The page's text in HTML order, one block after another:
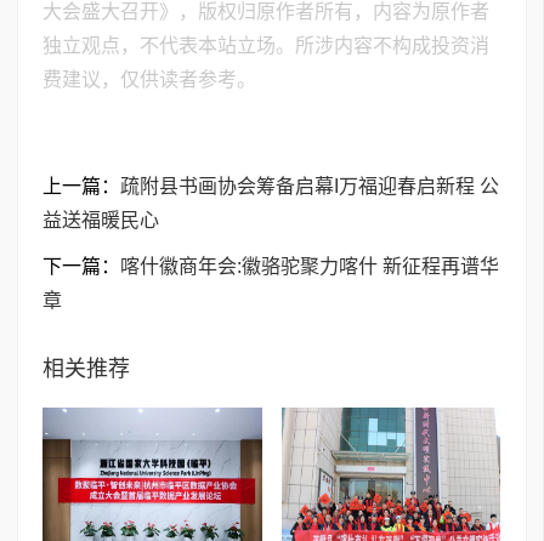
大会盛大召开》，版权归原作者所有，内容为原作者
独立观点，不代表本站立场。所涉内容不构成投资消
费建议，仅供读者参考。
上一篇： 疏附县书画协会筹备启幕I万福迎春启新程 公
益送福暖民心
下一篇：
喀什徽商年会:徽骆驼聚力喀什 新征程再谱华
章
相关推荐